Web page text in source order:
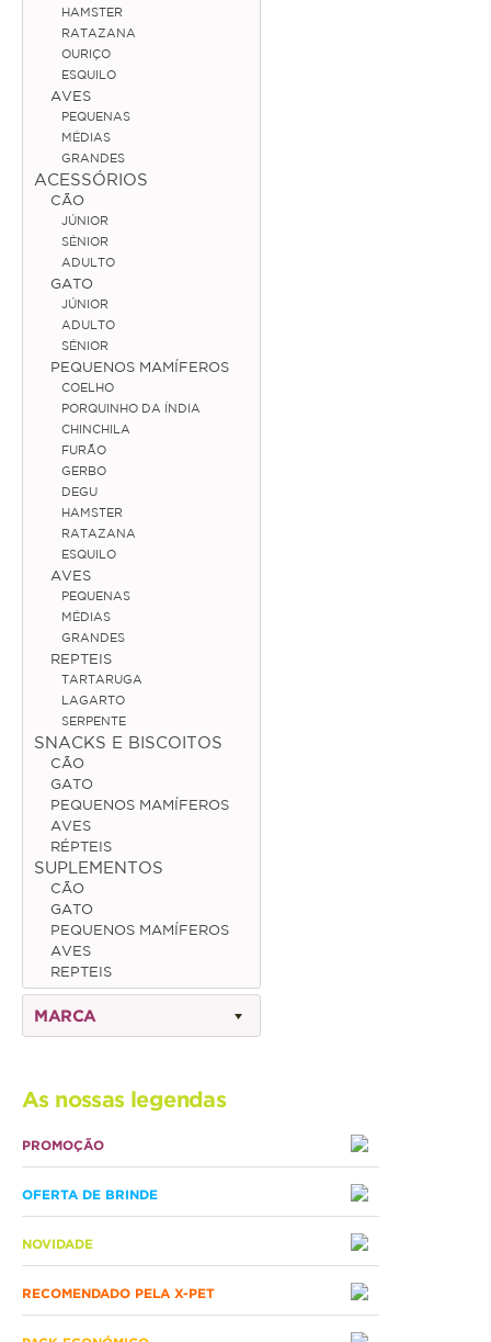
Furão
Gerbo
Degu
Hamster
Ratazana
Ouriço
Esquilo
Aves
Pequenas
Médias
Grandes
Répteis
Tartaruga
Lagarto
Serpente
ACESSÓRIOS
Cão
Júnior
Adulto
Sénior
Gato
Júnior
Adulto
Sénior
Chinchila
Furão
Degu
HAMSTER
RATAZANA
OURIÇO
ESQUILO
AVES
PEQUENAS
MÉDIAS
GRANDES
ACESSÓRIOS
CÃO
JÚNIOR
SÉNIOR
ADULTO
GATO
JÚNIOR
ADULTO
SÉNIOR
PEQUENOS MAMÍFEROS
COELHO
PORQUINHO DA ÍNDIA
CHINCHILA
FURÃO
GERBO
DEGU
HAMSTER
RATAZANA
ESQUILO
AVES
PEQUENAS
MÉDIAS
GRANDES
REPTEIS
TARTARUGA
LAGARTO
SERPENTE
SNACKS E BISCOITOS
CÃO
GATO
PEQUENOS MAMÍFEROS
AVES
RÉPTEIS
SUPLEMENTOS
CÃO
GATO
PEQUENOS MAMÍFEROS
AVES
REPTEIS
MARCA
As nossas legendas
PROMOÇÃO
OFERTA DE BRINDE
NOVIDADE
RECOMENDADO PELA X-PET